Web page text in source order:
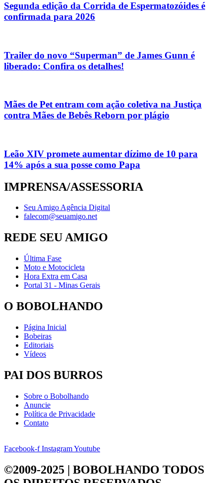
Segunda edição da Corrida de Espermatozóides é
confirmada para 2026
Trailer do novo “Superman” de James Gunn é
liberado: Confira os detalhes!
Mães de Pet entram com ação coletiva na Justiça
contra Mães de Bebês Reborn por plágio
Leão XIV promete aumentar dízimo de 10 para
14% após a sua posse como Papa
IMPRENSA/ASSESSORIA
Seu Amigo Agência Digital
falecom@seuamigo.net
REDE SEU AMIGO
Última Fase
Moto e Motocicleta
Hora Extra em Casa
Portal 31 - Minas Gerais
O BOBOLHANDO
Página Inicial
Bobeiras
Editoriais
Vídeos
PAI DOS BURROS
Sobre o Bobolhando
Anuncie
Política de Privacidade
Contato
Facebook-f InstagramYoutube
©2009-2025 | BOBOLHANDO TODOS